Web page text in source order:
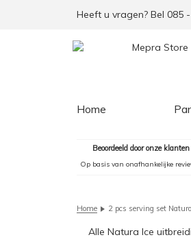
Heeft u vragen? Bel 085
Home
Beoordeeld door onze
Op basis van onafhankelijke
Home 2 pcs serving set
Alle Natura Ice